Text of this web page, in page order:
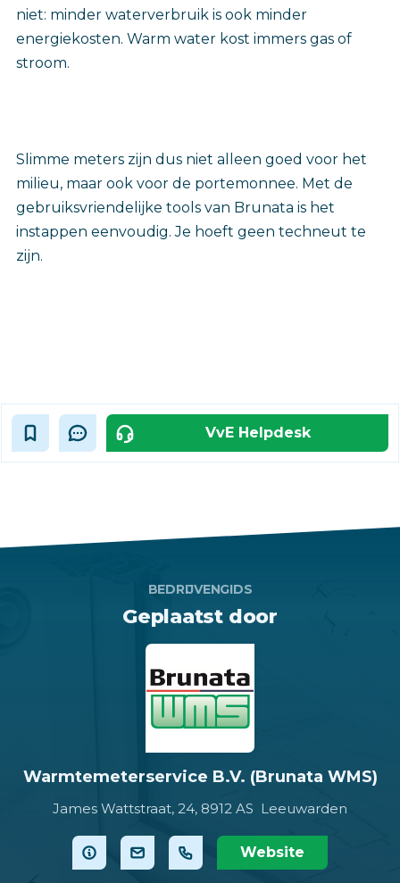
niet: minder waterverbruik is ook minder
energiekosten. Warm water kost immers gas of
stroom.
Slimme meters zijn dus niet alleen goed voor het
milieu, maar ook voor de portemonnee. Met de
gebruiksvriendelijke tools van Brunata is het
instappen eenvoudig. Je hoeft geen techneut te
zijn.
VvE Helpdesk
BEDRIJVENGIDS
Geplaatst door
Warmtemeterservice B.V. (Brunata WMS)
James Wattstraat, 24, 8912 AS Leeuwarden
Website